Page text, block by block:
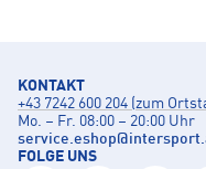
KONTAKT
+43 7242 600 204 (zum
Mo. – Fr. 08:00 – 20:00 Uhr
service.eshop@
FOLGE UNS